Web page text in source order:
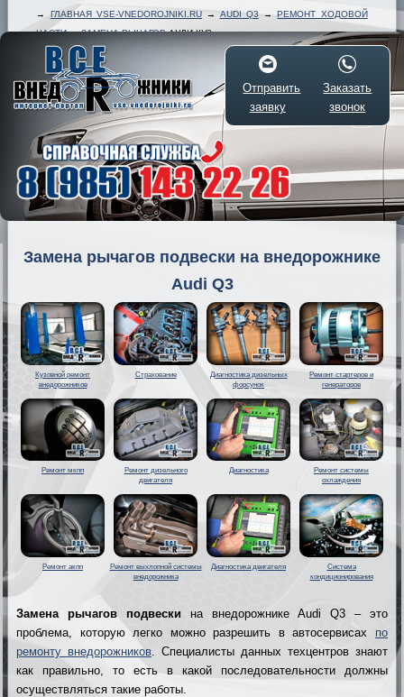
→ ГЛАВНАЯ VSE-VNEDOROJNIKI.RU→ AUDI Q3→РЕМОНТ ХОДОВОЙ
ЧАСТИ→ЗАМЕНА РЫЧАГОВАУДИ КУ3
Отправить
заявку
Заказать
звонок
Замена рычагов подвески на внедорожнике
Audi Q3
Кузовной ремонт
внедорожников
Страхование
Диагностика дизельных
форсунок
Ремонт стартеров и
генераторов
Ремонт мкпп
Ремонт дизельного
двигателя
Диагностика
Ремонт системы
охлаждения
Ремонт акпп
Ремонт выхлопной системы
внедорожника
Диагностика двигателя
Система
кондиционирования
Замена рычагов подвески на внедорожнике Audi Q3 – это
проблема, которую легко можно разрешить в автосервисах по
ремонту внедорожников . Специалисты данных техцентров знают
как правильно, то есть в какой последовательности должны
осуществляться такие работы.